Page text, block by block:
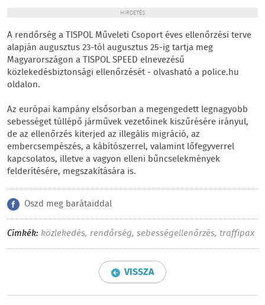
HIRDETÉS
A rendőrség a TISPOL Műveleti Csoport éves ellenőrzési terve
alapján augusztus 23-tól augusztus 25-ig tartja meg
Magyarországon a TISPOL SPEED elnevezésű
közlekedésbiztonsági ellenőrzését - olvasható a police.hu
oldalon.
Az európai kampány elsősorban a megengedett legnagyobb
sebességet túllépő járművek vezetőinek kiszűrésére irányul,
de az ellenőrzés kiterjed az illegális migráció, az
embercsempészés, a kábítószerrel, valamint lőfegyverrel
kapcsolatos, illetve a vagyon elleni bűncselekmények
felderítésére, megszakítására is.
Oszd meg barátaiddal
Címkék: közlekedés, rendőrség, sebességellenőrzés, traffipax
VISSZA